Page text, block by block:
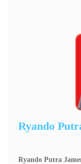
Ryando
Ryando Putra